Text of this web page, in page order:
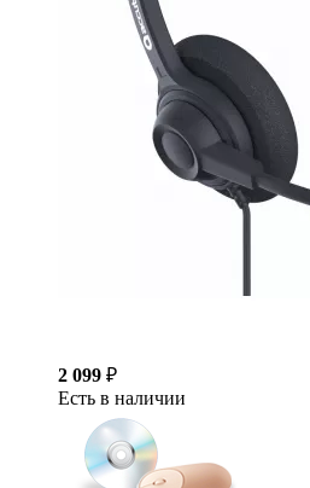
2 099 ₽
Есть в наличии